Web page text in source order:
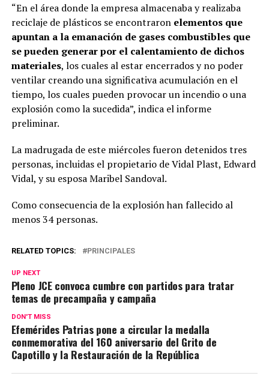
“En el área donde la empresa almacenaba y realizaba
reciclaje de plásticos se encontraron elementos que
apuntan a la emanación de gases combustibles que
se pueden generar por el calentamiento de dichos
materiales, los cuales al estar encerrados y no poder
ventilar creando una significativa acumulación en el
tiempo, los cuales pueden provocar un incendio o una
explosión como la sucedida”, indica el informe
preliminar.
La madrugada de este miércoles fueron detenidos tres
personas, incluidas el propietario de Vidal Plast, Edward
Vidal, y su esposa Maribel Sandoval.
Como consecuencia de la explosión han fallecido al
menos 34 personas.
RELATED TOPICS: PRINCIPALES
UP NEXT
Pleno JCE convoca cumbre con partidos para tratar
temas de precampaña y campaña
DON'T MISS
Efemérides Patrias pone a circular la medalla
conmemorativa del 160 aniversario del Grito de
Capotillo y la Restauración de la República